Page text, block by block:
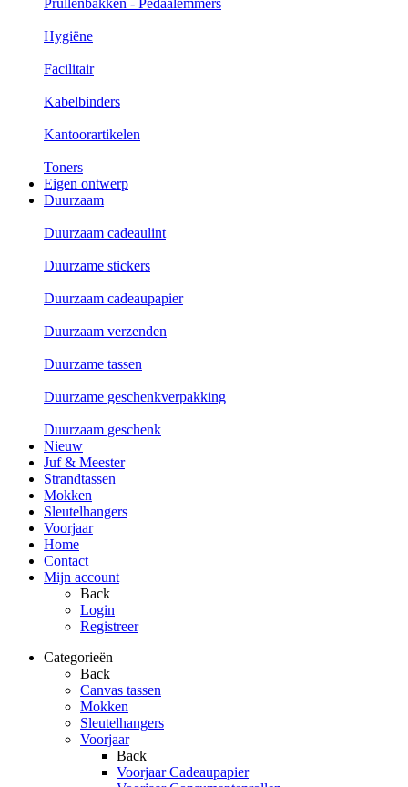
Prullenbakken - Pedaalemmers
Hygiëne
Facilitair
Kabelbinders
Kantoorartikelen
Toners
Eigen ontwerp
Duurzaam
Duurzaam cadeaulint
Duurzame stickers
Duurzaam cadeaupapier
Duurzaam verzenden
Duurzame tassen
Duurzame geschenkverpakking
Duurzaam geschenk
Nieuw
Juf & Meester
Strandtassen
Mokken
Sleutelhangers
Voorjaar
Home
Contact
Mijn account
Back
Login
Registreer
Categorieën
Back
Canvas tassen
Mokken
Sleutelhangers
Voorjaar
Back
Voorjaar Cadeaupapier